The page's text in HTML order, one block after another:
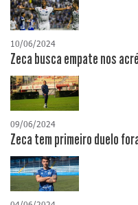
10/06/2024
Zeca busca empate nos
09/06/2024
Zeca tem primeiro duelo